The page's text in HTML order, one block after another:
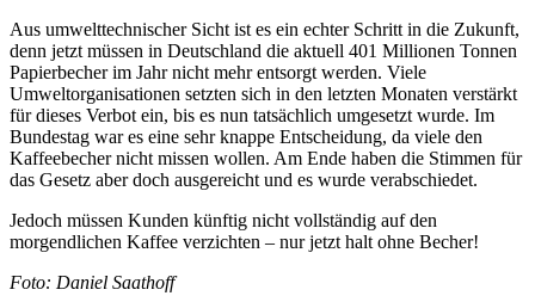
Aus umwelttechnischer Sicht ist es ein echter Schritt in die Zukunft,
denn jetzt müssen in Deutschland die aktuell 401 Millionen Tonnen
Papierbecher im Jahr nicht mehr entsorgt werden. Viele
Umweltorganisationen setzten sich in den letzten Monaten verstärkt
für dieses Verbot ein, bis es nun tatsächlich umgesetzt wurde. Im
Bundestag war es eine sehr knappe Entscheidung, da viele den
Kaffeebecher nicht missen wollen. Am Ende haben die Stimmen für
das Gesetz aber doch ausgereicht und es wurde verabschiedet.
Jedoch müssen Kunden künftig nicht vollständig auf den
morgendlichen Kaffee verzichten – nur jetzt halt ohne Becher!
Foto: Daniel Saathoff